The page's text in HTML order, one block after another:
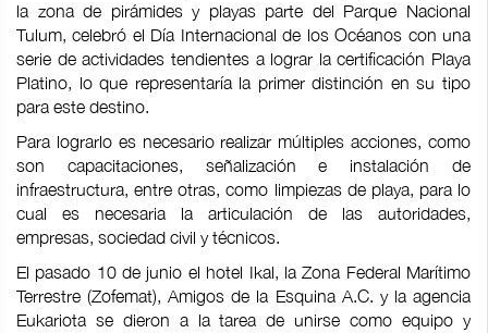
la zona de pirámides y playas parte del Parque Nacional
Tulum, celebró el Día Internacional de los Océanos con una
serie de actividades tendientes a lograr la certificación Playa
Platino, lo que representaría la primer distinción en su tipo
para este destino.
Para lograrlo es necesario realizar múltiples acciones, como
son capacitaciones, señalización e instalación de
infraestructura, entre otras, como limpiezas de playa, para lo
cual es necesaria la articulación de las autoridades,
empresas, sociedad civil y técnicos.
El pasado 10 de junio el hotel Ikal, la Zona Federal Marítimo
Terrestre (Zofemat), Amigos de la Esquina A.C. y la agencia
Eukariota se dieron a la tarea de unirse como equipo y